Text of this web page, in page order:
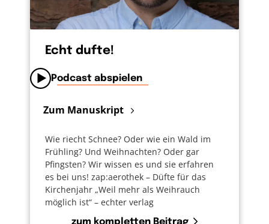
Echt dufte!
Podcast abspielen
Zum Manuskript
Wie riecht Schnee? Oder wie ein Wald im
Frühling? Und Weihnachten? Oder gar
Pfingsten? Wir wissen es und sie erfahren
es bei uns! zap:aerothek – Düfte für das
Kirchenjahr „Weil mehr als Weihrauch
möglich ist“ – echter verlag
zum kompletten Beitrag